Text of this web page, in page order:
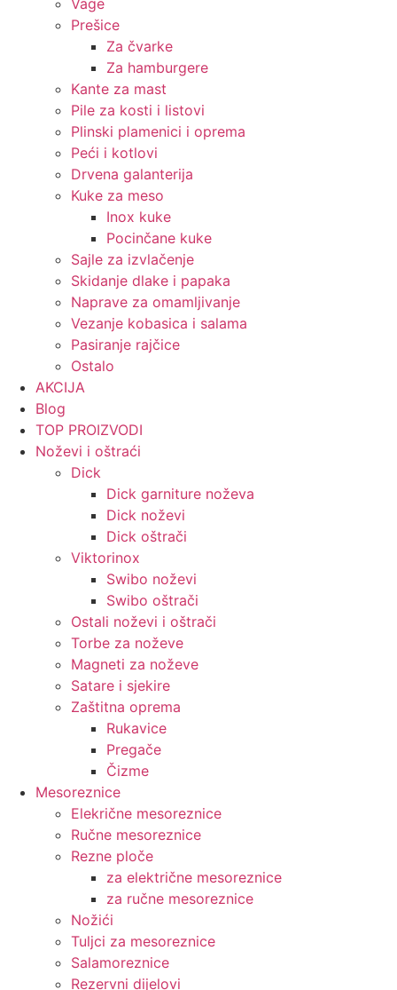
Vage
Prešice
Za čvarke
Za hamburgere
Kante za mast
Pile za kosti i listovi
Plinski plamenici i oprema
Peći i kotlovi
Drvena galanterija
Kuke za meso
Inox kuke
Pocinčane kuke
Sajle za izvlačenje
Skidanje dlake i papaka
Naprave za omamljivanje
Vezanje kobasica i salama
Pasiranje rajčice
Ostalo
AKCIJA
Blog
TOP PROIZVODI
Noževi i oštraći
Dick
Dick garniture noževa
Dick noževi
Dick oštrači
Viktorinox
Swibo noževi
Swibo oštrači
Ostali noževi i oštrači
Torbe za noževe
Magneti za noževe
Satare i sjekire
Zaštitna oprema
Rukavice
Pregače
Čizme
Mesoreznice
Elekrične mesoreznice
Ručne mesoreznice
Rezne ploče
za električne mesoreznice
za ručne mesoreznice
Nožići
Tuljci za mesoreznice
Salamoreznice
Rezervni dijelovi